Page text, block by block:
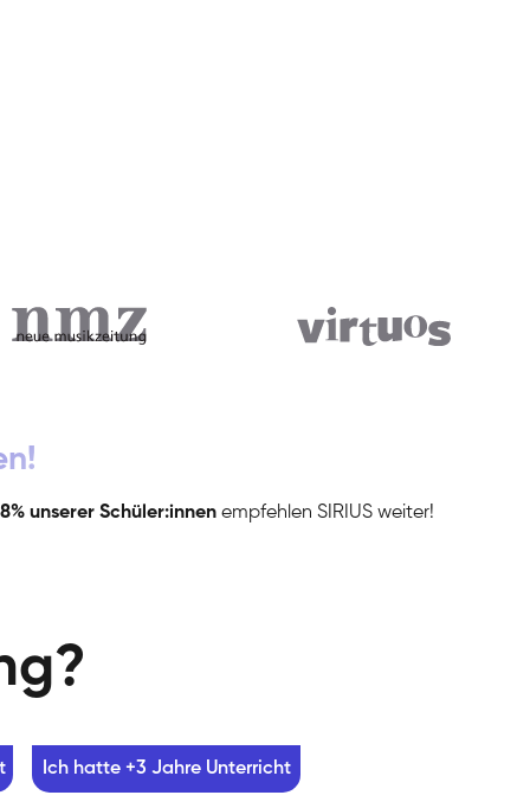
unserer Schüler:innen empfehlen SIRIUS weiter!
Ich hatte +3 Jahre Unterricht